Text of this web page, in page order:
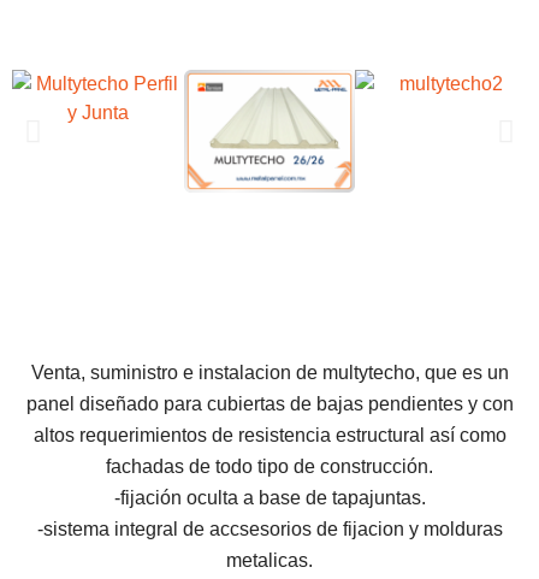
Venta, suministro e instalacion de multytecho, que es un
panel diseñado para cubiertas de bajas pendientes y con
altos requerimientos de resistencia estructural así como
fachadas de todo tipo de construcción.
-fijación oculta a base de tapajuntas.
-sistema integral de accsesorios de fijacion y molduras
metalicas.